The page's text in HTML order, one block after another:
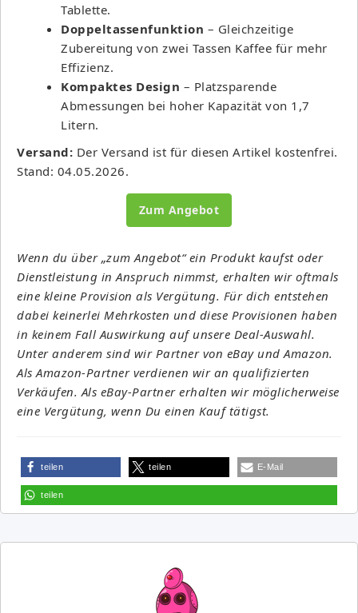
Tablette.
Doppeltassenfunktion – Gleichzeitige
Zubereitung von zwei Tassen Kaffee für mehr
Effizienz.
Kompaktes Design – Platzsparende
Abmessungen bei hoher Kapazität von 1,7
Litern.
Versand: Der Versand ist für diesen Artikel kostenfrei.
Stand: 04.05.2026.
Zum Angebot
Wenn du über „zum Angebot“ ein Produkt kaufst oder
Dienstleistung in Anspruch nimmst, erhalten wir oftmals
eine kleine Provision als Vergütung. Für dich entstehen
dabei keinerlei Mehrkosten und diese Provisionen haben
in keinem Fall Auswirkung auf unsere Deal-Auswahl.
Unter anderem sind wir Partner von eBay und Amazon.
Als Amazon-Partner verdienen wir an qualifizierten
Verkäufen. Als eBay-Partner erhalten wir möglicherweise
eine Vergütung, wenn Du einen Kauf tätigst.
teilen teilen E-Mail
teilen